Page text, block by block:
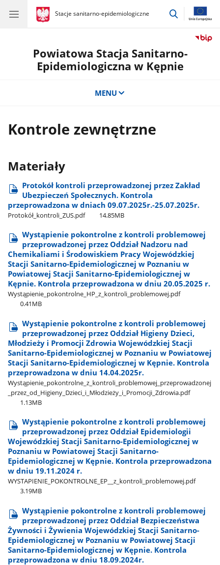
gov.pl
Stacje sanitarno-epidemiologiczne
gov.pl
Stacje
przejdź
Powiatowa Stacja Sanitarno-
Epidemiologiczna w Kępnie
MENU
Kontrole zewnętrzne
Materiały
Protokół kontroli przeprowadzonej przez Zakład
Ubezpieczeń Społecznych. Kontrola
przeprowadzona w dniach 09.07.2025r.-25.07.2025r.
Protokół​_kontroli​_ZUS.pdf 14.85MB
Wystąpienie pokontrolne z kontroli problemowej
przeprowadzonej przez Oddział Nadzoru nad
Chemikaliami i Środowiskiem Pracy Wojewódzkiej
Stacji Sanitarno-Epidemiologicznej w Poznaniu w
Powiatowej Stacji Sanitarno-Epidemiologicznej w
Kępnie. Kontrola przeprowadzona w dniu 20.05.2025 r.
Wystąpienie​_pokontrolne​_HP​_z​_kontroli​_problemowej.pdf
0.41MB
Wystąpienie pokontrolne z kontroli problemowej
przeprowadzonej przez Oddział Higieny Dzieci,
Młodzieży i Promocji Zdrowia Wojewódzkiej Stacji
Sanitarno-Epidemiologicznej w Poznaniu w Powiatowej
Stacji Sanitarno-Epidemiologicznej w Kępnie. Kontrola
przeprowadzona w dniu 14.04.2025r.
Wystąpienie​_pokontrolne​_z​_kontroli​_problemowej​_przeprowadzonej​
_przez​_od​_Higieny​_Dzieci​_i​_Młodzieży​_i​_Promocji​_Zdrowia.pdf
1.13MB
Wystąpienie pokontrolne z kontroli problemowej
przeprowadzonej przez Oddział Epidemiologii
Wojewódzkiej Stacji Sanitarno-Epidemiologicznej w
Poznaniu w Powiatowej Stacji Sanitarno-
Epidemiologicznej w Kępnie. Kontrola przeprowadzona
w dniu 19.11.2024 r.
WYSTAPIENIE​_POKONTROLNE​_EP​_​_z​_kontroli​_problemowej.pdf
3.19MB
Wystąpienie pokontrolne z kontroli problemowej
przeprowadzonej przez Oddział Bezpieczeństwa
Żywności i Żywienia Wojewódzkiej Stacji Sanitarno-
Epidemiologicznej w Poznaniu w Powiatowej Stacji
Sanitarno-Epidemiologicznej w Kępnie. Kontrola
przeprowadzona w dniu 18.09.2024r.